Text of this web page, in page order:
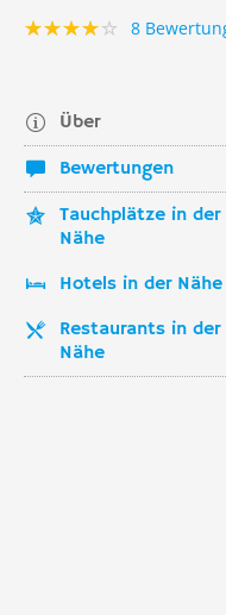
8
Über
Bewertungen
Tauchplätze in der
Nähe
Hotels in der Nähe
Restaurants in der
Nähe